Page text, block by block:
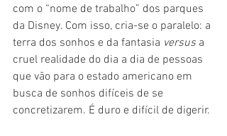
com o “nome de trabalho” dos parques
da Disney. Com isso, cria-se o paralelo: a
terra dos sonhos e da fantasia versus a
cruel realidade do dia a dia de pessoas
que vão para o estado americano em
busca de sonhos difíceis de se
concretizarem. É duro e difícil de digerir.